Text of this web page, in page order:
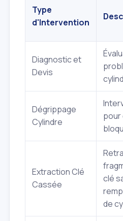
Type
d'Intervention
Diagnostic et
Devis
Dégrippage
Cylindre
pour
Extraction Clé
Cassée
clé
de